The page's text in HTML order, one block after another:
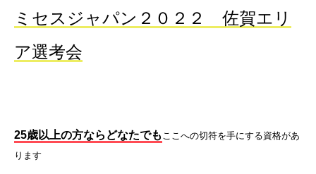
ミセスジャパン２０２２ 佐賀エリ
ア選考会
25歳以上の方ならどなたでも ここへの切符を手にする資格があ
ります